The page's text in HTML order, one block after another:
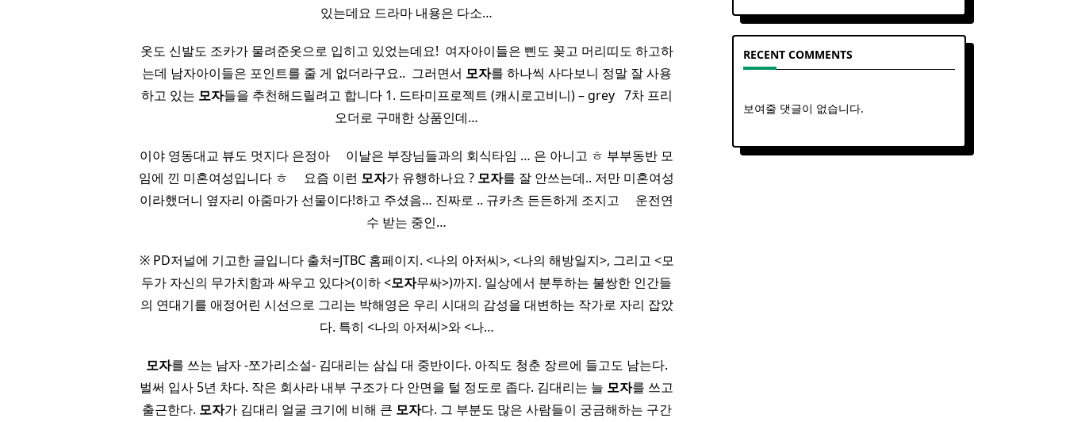
있는데요 드라마 내용은 다소…
옷도 신발도 조카가 물려준옷으로 입히고 있었는데요! ​ 여자아이들은 삔도 꽂고 머리띠도 하고하
는데 남자아이들은 포인트를 줄 게 없더라구요.. ​ 그러면서 모자를 하나씩 사다보니 정말 잘 사용
하고 있는 모자들을 추천해드릴려고 합니다 1. 드타미프로젝트 (캐시로고비니) – grey ​ ​ 7차 프리
오더로 구매한 상품인데…
이야 영동대교 뷰도 멋지다 은정아 ​ ​ ​ ​ 이날은 부장님들과의 회식타임 … 은 아니고 ㅎ 부부동반 모
임에 낀 미혼여성입니다 ㅎ ​ ​ ​ ​ 요즘 이런 모자가 유행하나요 ? 모자를 잘 안쓰는데.. 저만 미혼여성
이라했더니 옆자리 아줌마가 선물이다!하고 주셨음… 진짜로 .. 규카츠 든든하게 조지고 ​ ​ ​ ​ 운전연
수 받는 중인…
※ PD저널에 기고한 글입니다 출처=JTBC 홈페이지. <나의 아저씨>, <나의 해방일지>, 그리고 <모
두가 자신의 무가치함과 싸우고 있다>(이하 <모자무싸>)까지. 일상에서 분투하는 불쌍한 인간들
의 연대기를 애정어린 시선으로 그리는 박해영은 우리 시대의 감성을 대변하는 작가로 자리 잡았
다. 특히 <나의 아저씨>와 <나…
모자를 쓰는 남자 -쪼가리소설- 김대리는 삼십 대 중반이다. 아직도 청춘 장르에 들고도 남는다.
벌써 입사 5년 차다. 작은 회사라 내부 구조가 다 안면을 털 정도로 좁다. 김대리는 늘 모자를 쓰고
출근한다. 모자가 김대리 얼굴 크기에 비해 큰 모자다. 그 부분도 많은 사람들이 궁금해하는 구간
RECENT COMMENTS
보여줄 댓글이 없습니다.